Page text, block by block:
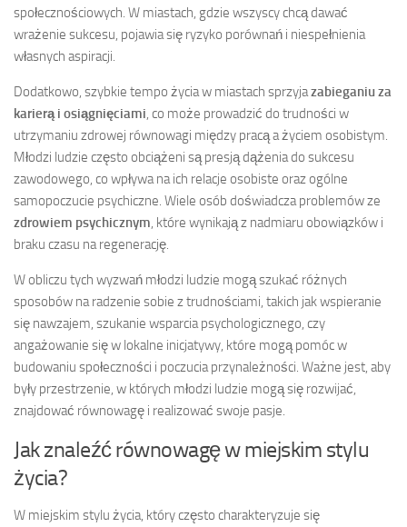
społecznościowych. W miastach, gdzie wszyscy chcą dawać
wrażenie sukcesu, pojawia się ryzyko porównań i niespełnienia
własnych aspiracji.
Dodatkowo, szybkie tempo życia w miastach sprzyjazabieganiu za
karierą i osiągnięciami, co może prowadzić do trudności w
utrzymaniu zdrowej równowagi między pracą a życiem osobistym.
Młodzi ludzie często obciążeni są presją dążenia do sukcesu
zawodowego, co wpływa na ich relacje osobiste oraz ogólne
samopoczucie psychiczne. Wiele osób doświadcza problemów ze
zdrowiem psychicznym, które wynikają z nadmiaru obowiązków i
braku czasu na regenerację.
W obliczu tych wyzwań młodzi ludzie mogą szukać różnych
sposobów na radzenie sobie z trudnościami, takich jak wspieranie
się nawzajem, szukanie wsparcia psychologicznego, czy
angażowanie się w lokalne inicjatywy, które mogą pomóc w
budowaniu społeczności i poczucia przynależności. Ważne jest, aby
były przestrzenie, w których młodzi ludzie mogą się rozwijać,
znajdować równowagę i realizować swoje pasje.
Jak znaleźć równowagę w miejskim stylu
życia?
W miejskim stylu życia, który często charakteryzuje się